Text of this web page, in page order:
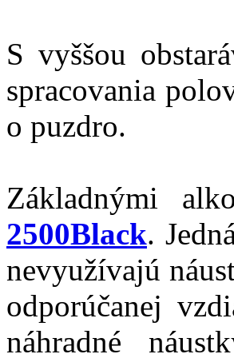
S vyššou
spracovania
o puzdro.
Základnými
2500Black.
nevyužívajú
odporúčanej
náhradné